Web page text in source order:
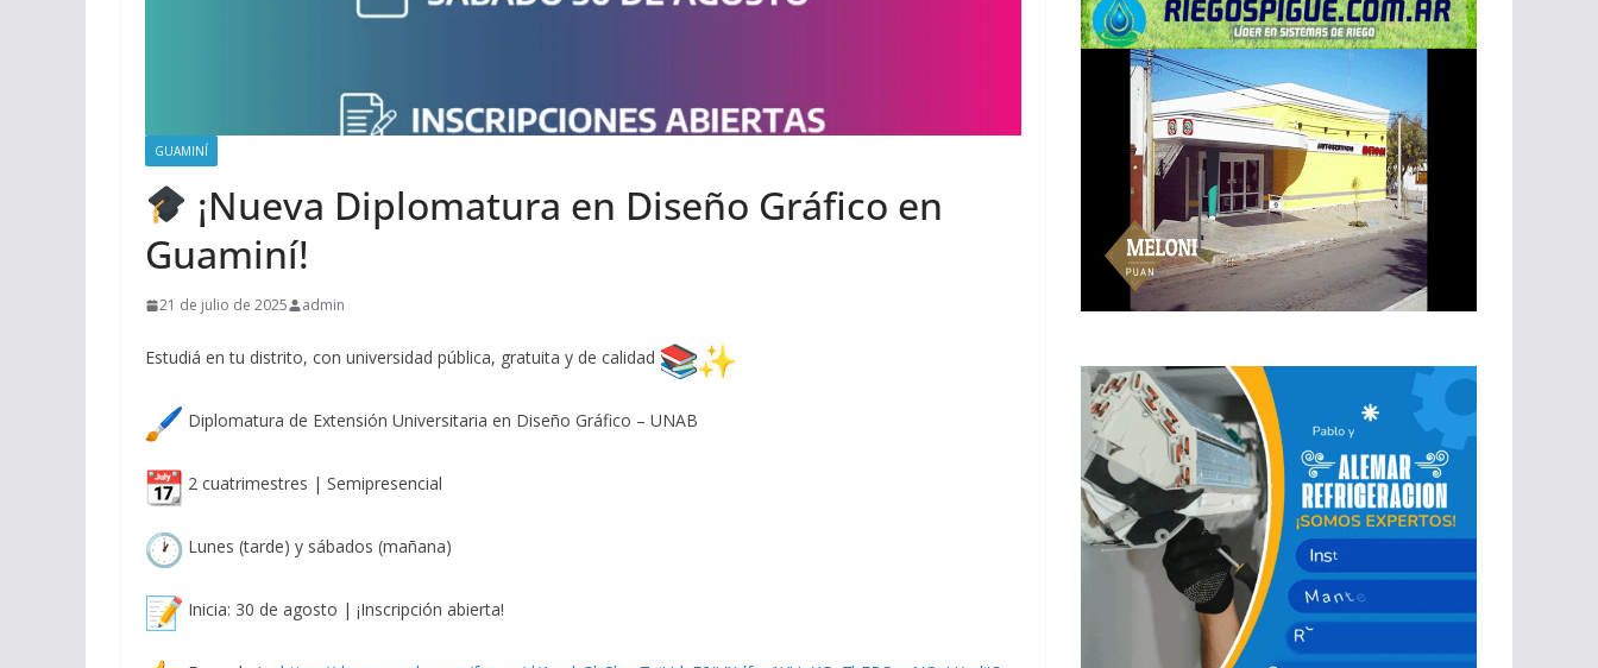
GUAMINÍ
¡Nueva Diplomatura en Diseño Gráfico en
Guaminí!
21 de julio de 2025 admin
Estudiá en tu distrito, con universidad pública, gratuita y de calidad
Diplomatura de Extensión Universitaria en Diseño Gráfico – UNAB
2 cuatrimestres | Semipresencial
Lunes (tarde) y sábados (mañana)
Inicia: 30 de agosto | ¡Inscripción abierta!